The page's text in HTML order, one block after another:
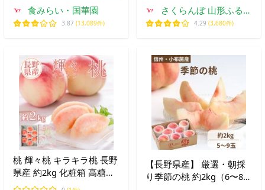
食みらい・国華園
3.87 (13,089件)
さくらんぼ 山形ふるさ
と食品館
4.29 (3,680件)
桃 輝々桃 キラキラ桃 長野
県産 約2kg 化粧箱 高糖度
糖度13度以上 お中元 夏ギ
【長野県産】 厳選・朝採
り季節の桃 約2kg（6〜8